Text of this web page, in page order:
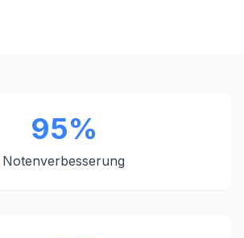
95%
Notenverbesserung